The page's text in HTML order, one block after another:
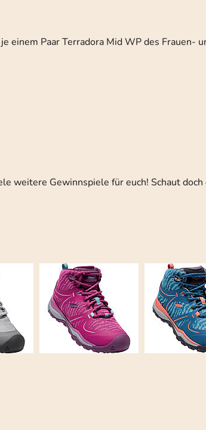
einem Paar Terradora Mid WP des Frauen-
weitere Gewinnspiele für euch! Schaut doch